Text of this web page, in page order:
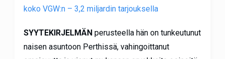
koko VGW:n – 3,2 miljardin tarjouksella
SYYTEKIRJELMÄNperusteella hän on tunkeutunut
naisen asuntoon Perthissä, vahingoittanut